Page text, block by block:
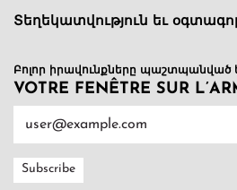
Տեղեկատվություն եւ
Բոլոր իրավունքները պաշտպանված են
VOTRE FENÊTRE SUR